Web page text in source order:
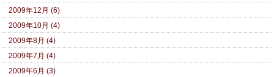
2009年12月 (6)
2009年10月 (4)
2009年8月 (4)
2009年7月 (4)
2009年6月 (3)